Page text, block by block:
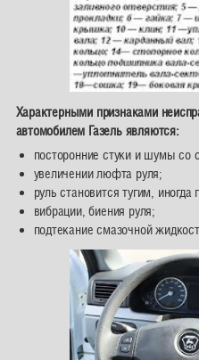
Характерными признаками
автомобилем Газель являются:
посторонние стуки и шумы со
увеличении люфта руля;
руль становится тугим,
вибрации, биения руля;
подтекание смазочной